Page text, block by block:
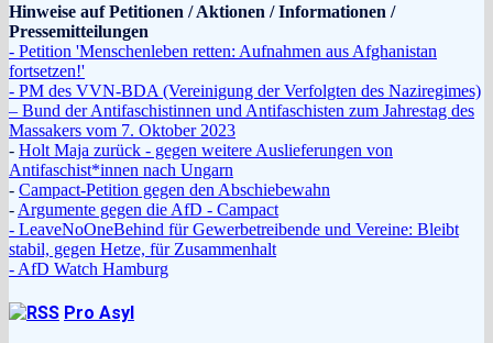
Hinweise auf Petitionen / Aktionen / Informationen /
Pressemitteilungen
- Petition 'Menschenleben retten: Aufnahmen aus Afghanistan
fortsetzen!'
- PM des VVN-BDA (Vereinigung der Verfolgten des Naziregimes)
– Bund der Antifaschistinnen und Antifaschisten zum Jahrestag des
Massakers vom 7. Oktober 2023
- Holt Maja zurück - gegen weitere Auslieferungen von
Antifaschist*innen nach Ungarn
- Campact-Petition gegen den Abschiebewahn
- Argumente gegen die AfD - Campact
- LeaveNoOneBehind für Gewerbetreibende und Vereine: Bleibt
stabil, gegen Hetze, für Zusammenhalt
- AfD Watch Hamburg
Pro Asyl